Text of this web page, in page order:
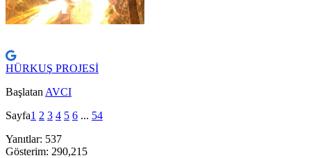
HÜRKUŞ PROJESİ
Başlatan AVCI
Sayfa1 2 3 4 5 6 ... 54
Yanıtlar: 537
Gösterim: 290,215